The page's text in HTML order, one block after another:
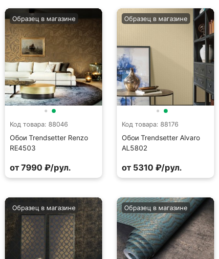
Код товара: 88046
Обои Trendsetter Renzo
RE4503
Образец в магазине
от 7990 ₽/рул.
Код товара: 88176
Обои Trendsetter Alvaro
AL5802
Образец в магазине
от 5310 ₽/рул.
Образец в магазине Образец в магазине